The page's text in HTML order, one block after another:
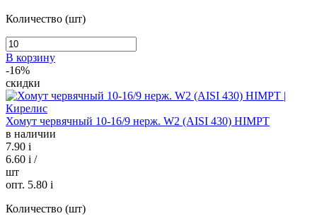
Количество (шт)
В корзину
-16%
скидки
Хомут червячный 10-16/9 нерж. W2 (AISI 430) HIMPT
в наличии
7.90 i
6.60 i /
шт
опт. 5.80 i
Количество (шт)